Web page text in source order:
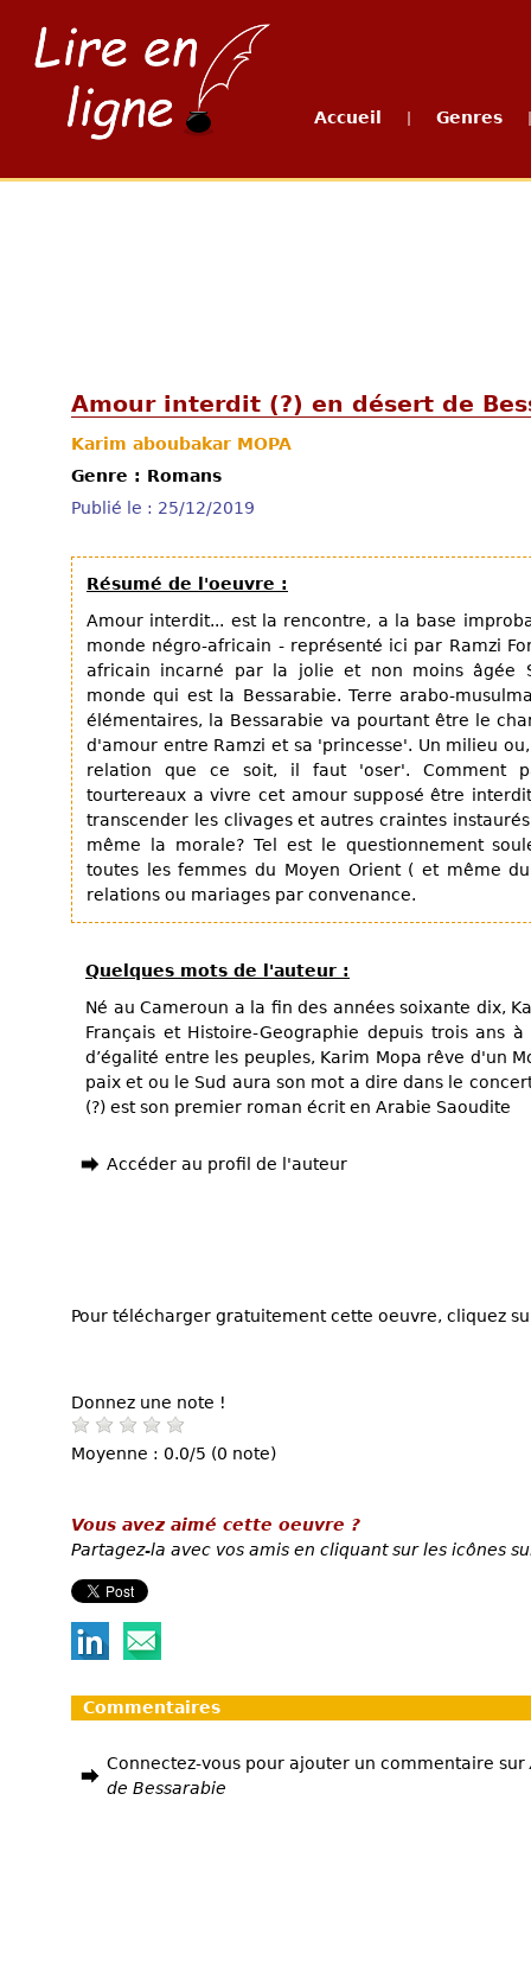
Accueil Genres
Amour interdit (?) en désert de
Karim aboubakar MOPA
Genre : Romans
Publié le : 25/12/2019
Résumé de l'oeuvre :
Amour interdit... est la rencontre, a la base
monde négro-africain - représenté ici par Ramzi
africain incarné par la jolie et non moins âgée
monde qui est la Bessarabie. Terre arabo-
élémentaires, la Bessarabie va pourtant être le
d'amour entre Ramzi et sa 'princesse'. Un milieu
relation que ce soit, il faut 'oser'. Comment
tourtereaux a vivre cet amour supposé être
transcender les clivages et autres craintes
même la morale? Tel est le questionnement
toutes les femmes du Moyen Orient ( et même
relations ou mariages par convenance.
Quelques mots de l'auteur :
Né au Cameroun a la fin des années soixante dix,
Français et Histoire-Geographie depuis trois ans
d’égalité entre les peuples, Karim Mopa rêve d'un
paix et ou le Sud aura son mot a dire dans le
(?) est son premier roman écrit en Arabie Saoudite
Accéder au profil de l'auteur
Pour télécharger gratuitement cette oeuvre, cliquez
Donnez une note !
Moyenne : 0.0/5 (0 note)
Vous avez aimé cette oeuvre ?
Partagez-la avec vos amis en cliquant sur les icônes
Commentaires
Connectez-vous pour ajouter un commentaire sur
de Bessarabie